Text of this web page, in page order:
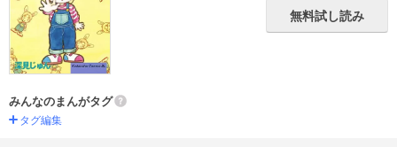
無料試し読み
みんなのまんがタグ
タグ編集